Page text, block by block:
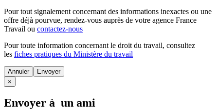
Pour tout signalement concernant des informations inexactes ou une
offre déjà pourvue, rendez-vous auprès de votre agence France
Travail ou contactez-nous
Pour toute information concernant le droit du travail, consultez
les fiches pratiques du Ministère du travail
Annuler
×
Envoyer à un ami